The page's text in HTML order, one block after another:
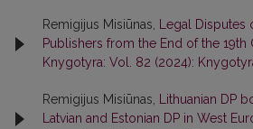
Remigijus Misiūnas, Legal Disputes
Publishers from the End of the 19th
Knygotyra: Vol. 82 (2024):
Remigijus Misiūnas, Lithuanian DP
Latvian and Estonian DP in West